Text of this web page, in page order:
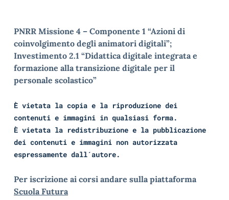
PNRR Missione 4 – Componente 1 “Azioni di
coinvolgimento degli animatori digitali”;
Investimento 2.1 “Didattica digitale integrata e
formazione alla transizione digitale per il
personale scolastico”
È vietata la copia e la riproduzione dei
contenuti e immagini in qualsiasi forma.
È vietata la redistribuzione e la pubblicazione
dei contenuti e immagini non autorizzata
espressamente dall´autore.
Per iscrizione ai corsi andare sulla piattaforma
Scuola Futura